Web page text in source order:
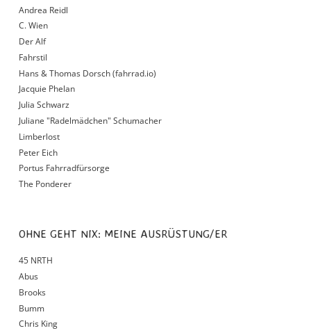
Andrea Reidl
C. Wien
Der Alf
Fahrstil
Hans & Thomas Dorsch (fahrrad.io)
Jacquie Phelan
Julia Schwarz
Juliane "Radelmädchen" Schumacher
Limberlost
Peter Eich
Portus Fahrradfürsorge
The Ponderer
OHNE GEHT NIX: MEINE AUSRÜSTUNG/ER
45 NRTH
Abus
Brooks
Bumm
Chris King